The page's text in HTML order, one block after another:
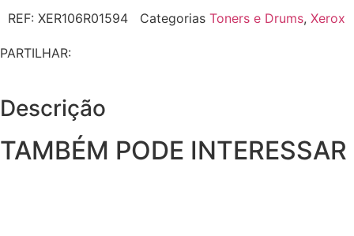
REF: XER106R01594 Categorias Toners e Drums, Xerox
PARTILHAR:
Descrição
TAMBÉM PODE INTERESSAR